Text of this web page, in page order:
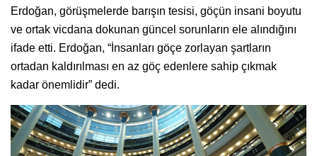
Erdoğan, görüşmelerde barışın tesisi, göçün insani boyutu
ve ortak vicdana dokunan güncel sorunların ele alındığını
ifade etti. Erdoğan, “İnsanları göçe zorlayan şartların
ortadan kaldırılması en az göç edenlere sahip çıkmak
kadar önemlidir” dedi.